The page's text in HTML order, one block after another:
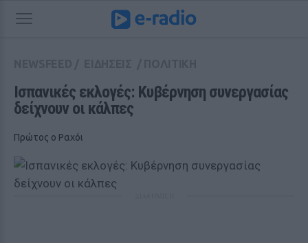
Ισπανικές εκλογές: Κυβέρνηση συνεργασίας
δείχνουν οι κάλπες
Πρώτος ο Ραχόι